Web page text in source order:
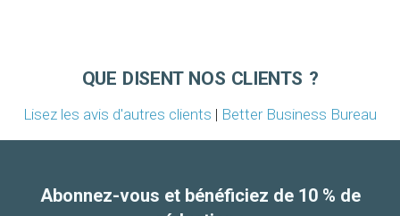
QUE DISENT NOS CLIENTS ?
Lisez les avis d'autres clients | Better Business Bureau
Abonnez-vous et bénéficiez de 10 % de